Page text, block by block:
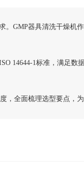
。GMP器具清洗干燥机
14644-1标准，满足数
全面梳理选型要点，